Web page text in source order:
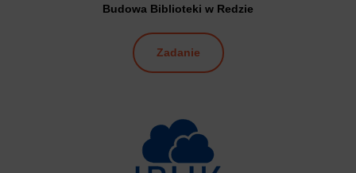
Budowa Biblioteki w Redzie
Zadanie